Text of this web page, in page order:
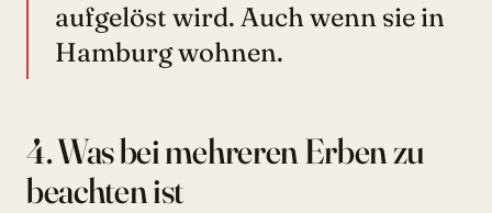
aufgelöst wird. Auch wenn sie in
Hamburg wohnen.
4. Was bei mehreren Erben zu
beachten ist